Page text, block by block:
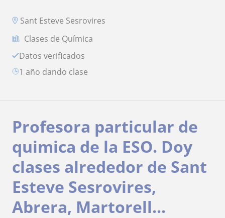
Sant Esteve Sesrovires
Clases de Química
Datos verificados
1 año dando clase
Profesora particular de
quimica de la ESO. Doy
clases alrededor de Sant
Esteve Sesrovires,
Abrera, Martorell...